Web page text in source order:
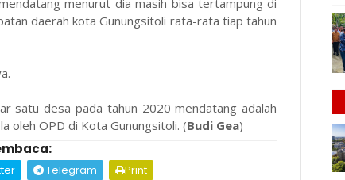
daerah kota Gunungsitoli rata-rata tiap tahun
satu desa pada tahun 2020 mendatang adalah
oleh OPD di Kota Gunungsitoli. (Budi Gea)
Telegram Print